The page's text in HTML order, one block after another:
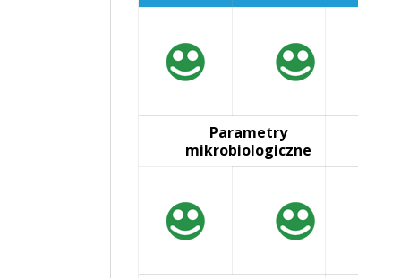
Parametry
mikrobiologiczne